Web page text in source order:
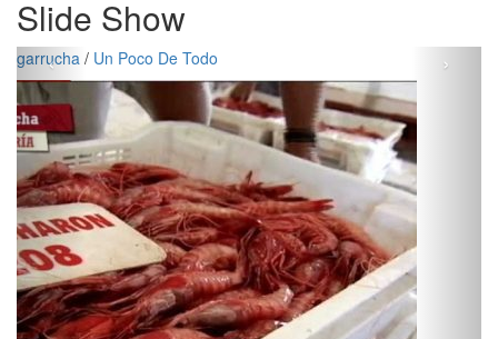
Slide Show
garrucha / Un Poco De Todo
‹ ›